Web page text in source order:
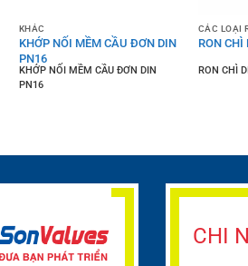
KHÁC
KHỚP NỐI MỀM CẦU ĐƠN DIN
PN16
KHỚP NỐI MỀM CẦU ĐƠN DIN
PN16
CÁC LOẠI
RON CHÌ
RON CHÌ
CHI